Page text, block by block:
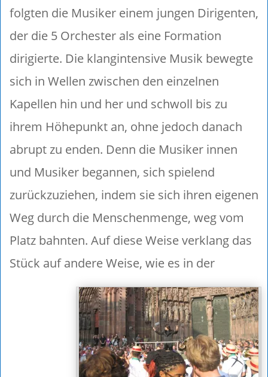
folgten die Musiker einem jungen Dirigenten,
der die 5 Orchester als eine Formation
dirigierte. Die klangintensive Musik bewegte
sich in Wellen zwischen den einzelnen
Kapellen hin und her und schwoll bis zu
ihrem Höhepunkt an, ohne jedoch danach
abrupt zu enden. Denn die Musiker innen
und Musiker begannen, sich spielend
zurückzuziehen, indem sie sich ihren eigenen
Weg durch die Menschenmenge, weg vom
Platz bahnten. Auf diese Weise verklang das
Stück auf andere Weise, wie es in der